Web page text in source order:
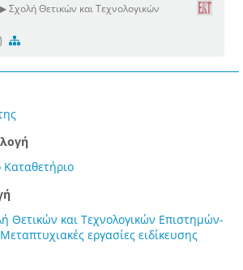
Σχολή Θετικών και Τεχνολογικών
Καταθετήριο
Θετικών και Τεχνολογικών Επιστημών-
εργασίες ειδίκευσης